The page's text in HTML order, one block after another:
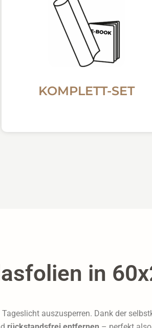
KOMPLETT-SET
in
auszusperren. Dank der